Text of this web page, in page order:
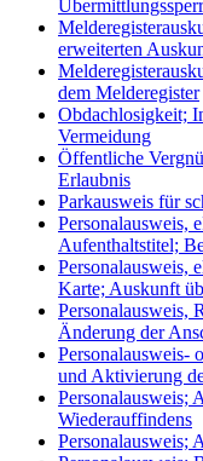
erweiterten
dem Melderegister
Obdachlosigkeit;
Vermeidung
Öffentliche
Erlaubnis
Parkausweis für
Personalausweis,
Aufenthaltstitel;
Personalausweis,
Karte; Auskunft
Personalausweis,
Änderung der
Personalausweis-
und Aktivierung
Personalausweis;
Wiederauffindens
Personalausweis;